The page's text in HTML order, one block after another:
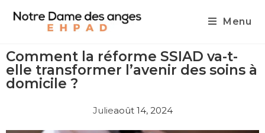
Menu
Comment la réforme SSIAD va-t-
elle transformer l’avenir des soins à
domicile ?
Julieaoût 14, 2024